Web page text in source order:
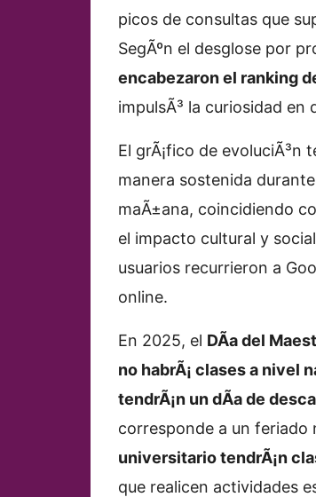
picos de consultas que
SegÃºn el desglose por
encabezaron el ranking
impulsÃ³ la curiosidad en
El grÃ¡fico de evoluciÃ³n
manera sostenida
maÃ±ana, coincidiendo
el impacto cultural y
usuarios recurrieron a
online.
En 2025, el DÃ­a del
no habrÃ¡ clases a nivel
tendrÃ¡n un dÃ­a de
corresponde a un feriado
universitario tendrÃ¡n
que realicen actividades